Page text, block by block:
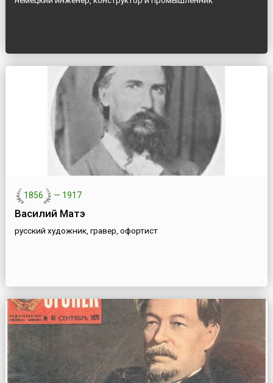
1856 — 1917
Василий Матэ
русский художник, гравер, офортист